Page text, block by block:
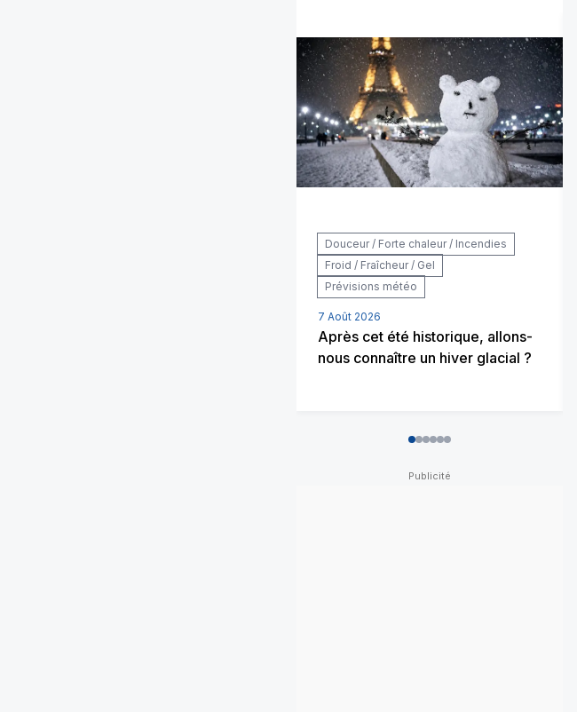
Douceur / Forte chaleur / Incendies
Froid / Fraîcheur / Gel
Prévisions météo
7 Août 2026
Après cet été historique, allons-
nous connaître un hiver glacial ?
012345